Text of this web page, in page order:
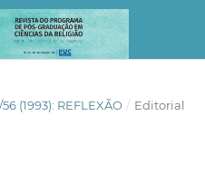
56 (1993): REFLEXÃO / Editorial